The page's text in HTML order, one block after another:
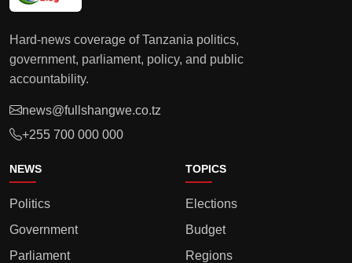
Hard-news coverage of Tanzania politics,
government, parliament, policy, and public
accountability.
news@fullshangwe.co.tz
+255 700 000 000
NEWS
Politics
Government
Parliament
TOPICS
Elections
Budget
Regions